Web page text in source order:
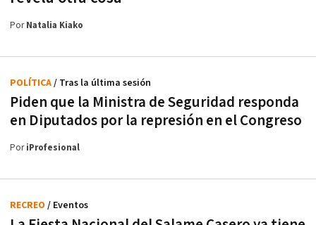
PorNatalia Kiako
Piden que la Ministra de Seguridad responda
en Diputados por la represión en el Congreso
POLÍTICA/ Tras la última sesión
PoriProfesional
RECREO / Eventos